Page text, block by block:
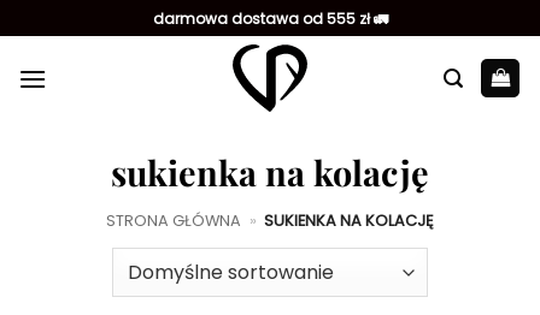
do
zawartości
darmowa dostawa od 555 zł 🚛
sukienka na kolację
STRONA GŁÓWNA » SUKIENKA NA KOLACJĘ